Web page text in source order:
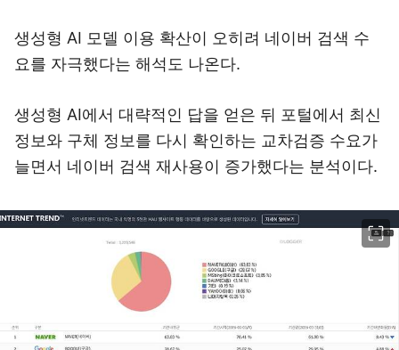
생성형 AI 모델 이용 확산이 오히려 네이버 검색 수
요를 자극했다는 해석도 나온다.
생성형 AI에서 대략적인 답을 얻은 뒤 포털에서 최신
정보와 구체 정보를 다시 확인하는 교차검증 수요가
늘면서 네이버 검색 재사용이 증가했다는 분석이다.